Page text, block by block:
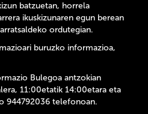
batzuetan, horrela
ikuskizunaren egun berean
ordutegian.
buruzko informazioa,
Bulegoa antzokian
11:00etatik 14:00etara eta
944792036 telefonoan.